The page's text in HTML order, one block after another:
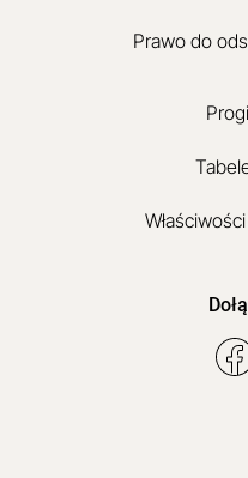
Prawo do